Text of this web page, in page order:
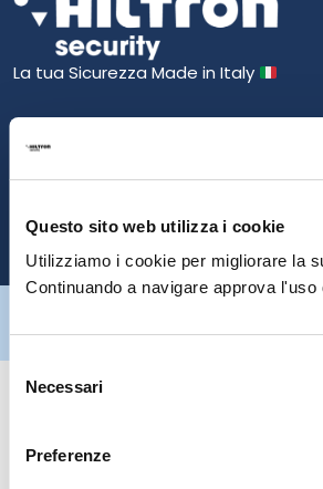
Questo sito web utilizza i cookie
Utilizziamo i cookie per migliorare la
Continuando a navigare approva
Selezione
delNecessari
Preferenze
La tua Sicurezza Made in Italy
riservati